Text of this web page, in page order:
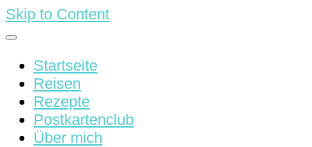
Skip to Content
Startseite
Reisen
Rezepte
Postkartenclub
Über mich